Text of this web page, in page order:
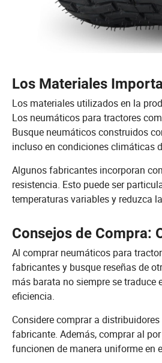
Los Materiales
Los materiales utilizados en la
Los neumáticos para tractores
Busque neumáticos construidos
incluso en condiciones climáticas
Algunos fabricantes incorporan
resistencia. Esto puede ser
temperaturas variables y reduzca
Consejos de Compra:
Al comprar neumáticos para
fabricantes y busque reseñas de
más barata no siempre se
eficiencia.
Considere comprar a
fabricante. Además, comprar al
funcionen de manera uniforme en